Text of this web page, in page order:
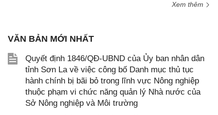
Xem thêm
VĂN BẢN MỚI NHẤT
Quyết định 1846/QĐ-UBND của Ủy ban nhân dân
tỉnh Sơn La về việc công bố Danh mục thủ tục
hành chính bị bãi bỏ trong lĩnh vực Nông nghiệp
thuộc phạm vi chức năng quản lý Nhà nước của
Sở Nông nghiệp và Môi trường